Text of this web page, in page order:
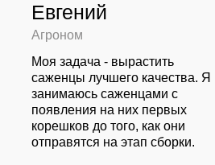
Евгений
Агроном
Моя задача - вырастить
саженцы лучшего качества. Я
занимаюсь саженцами с
появления на них первых
корешков до того, как они
отправятся на этап сборки.